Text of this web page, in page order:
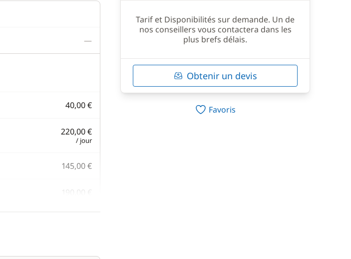
—
40,00 €
220,00 €
/ jour
145,00 €
190,00 €
Tarif et Disponibilités sur demande. Un de
nos conseillers vous contactera dans les
plus brefs délais.
Obtenir un devis
Favoris